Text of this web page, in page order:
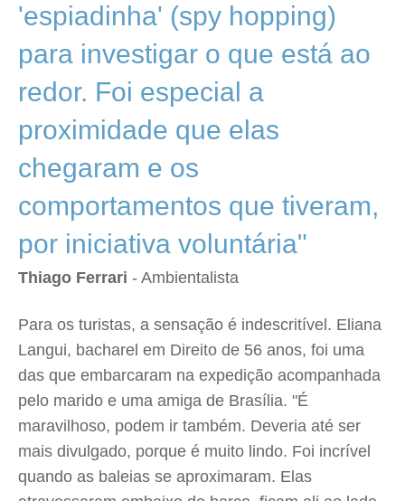
'espiadinha' (spy hopping)
para investigar o que está ao
redor. Foi especial a
proximidade que elas
chegaram e os
comportamentos que tiveram,
por iniciativa voluntária"
Thiago Ferrari - Ambientalista
Para os turistas, a sensação é indescritível. Eliana
Langui, bacharel em Direito de 56 anos, foi uma
das que embarcaram na expedição acompanhada
pelo marido e uma amiga de Brasília. "É
maravilhoso, podem ir também. Deveria até ser
mais divulgado, porque é muito lindo. Foi incrível
quando as baleias se aproximaram. Elas